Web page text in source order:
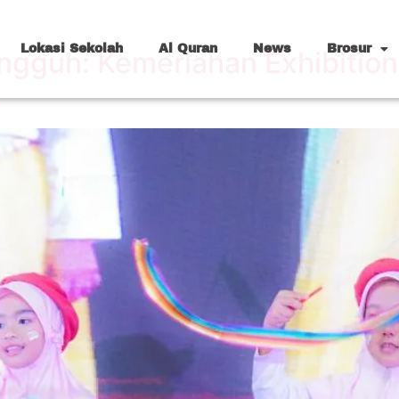
Lokasi Sekolah Al Quran News Brosur
Kemeriahan Exhibition